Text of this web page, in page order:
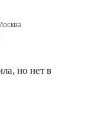
но нет в